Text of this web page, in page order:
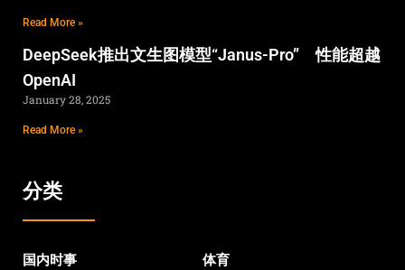
Read More »
DeepSeek推出文生图模型“Janus-Pro” 性能超越
OpenAI
January 28, 2025
Read More »
分类
国内时事 体育